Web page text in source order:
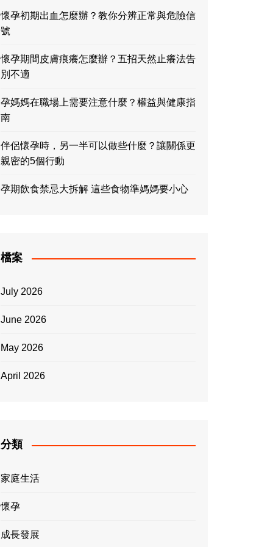
懷孕初期出血怎麼辦？教你分辨正常與危險信
號
懷孕期間皮膚痕癢怎麼辦？五招天然止癢法告
別不適
孕媽媽在職場上需要注意什麼？權益與健康指
南
伴侶懷孕時，另一半可以做些什麼？讓關係更
親密的5個行動
孕期飲食禁忌大拆解 這些食物準媽媽要小心
檔案
July 2026
June 2026
May 2026
April 2026
分類
家庭生活
懷孕
成長發展